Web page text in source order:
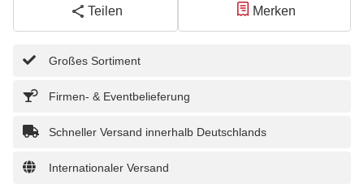
Teilen Merken
Großes Sortiment
Firmen- & Eventbelieferung
Schneller Versand innerhalb Deutschlands
Internationaler Versand